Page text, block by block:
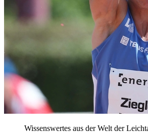
Wissenswertes aus der Welt der